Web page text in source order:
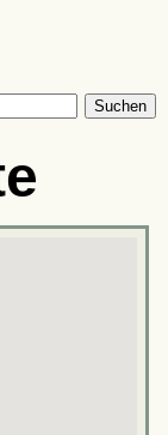
Suchen